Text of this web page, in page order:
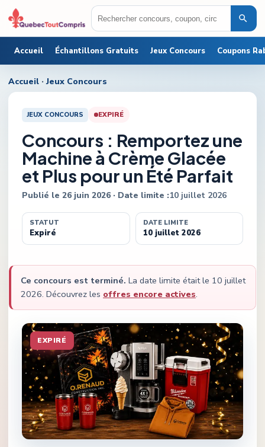
Accueil Échantillons Gratuits Jeux Concours Coupons
Accueil · Jeux Concours
JEUX CONCOURS EXPIRÉ
Concours : Remportez une
Machine à Crème Glacée
et Plus pour un Été Parfait
Publié le 26 juin 2026 · Date limite :10 juillet 2026
STATUT
Expiré
DATE LIMITE
10 juillet 2026
Ce concours est terminé. La date limite était le 10 juillet
2026. Découvrez les offres encore actives.
EXPIRÉ